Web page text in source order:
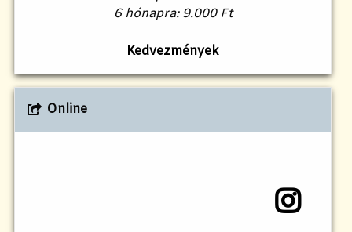
6 hónapra: 9.000 Ft
Kedvezmények
Online